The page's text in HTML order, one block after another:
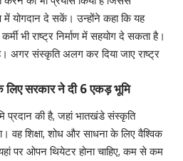
में योगदान दे सकें। उन्होंने कहा कि यह
भी राष्ट्र निर्माण में सहयोग दे सकता है।
​अगर संस्कृति अलग कर दिया जाए राष्ट्र
लिए सरकार ने दी 6 एकड़ भूमि
की है, जहां भातखंडे संस्कृति
वह शिक्षा, शोध और साधना के लिए वैश्विक
पर ओपन थियेटर होना चाहिए, कम से कम